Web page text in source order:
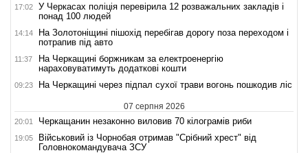
17:02
У Черкасах поліція перевірила 12 розважальних закладів і
понад 100 людей
14:14
На Золотоніщині пішохід перебігав дорогу поза переходом і
потрапив під авто
11:37
На Черкащині боржникам за електроенергію
нараховуватимуть додаткові кошти
09:23 На Черкащині через підпал сухої трави вогонь пошкодив ліс
07 серпня 2026
20:01 Черкащанин незаконно виловив 70 кілограмів риби
19:05
Військовий із Чорнобая отримав "Срібний хрест" від
Головнокомандувача ЗСУ